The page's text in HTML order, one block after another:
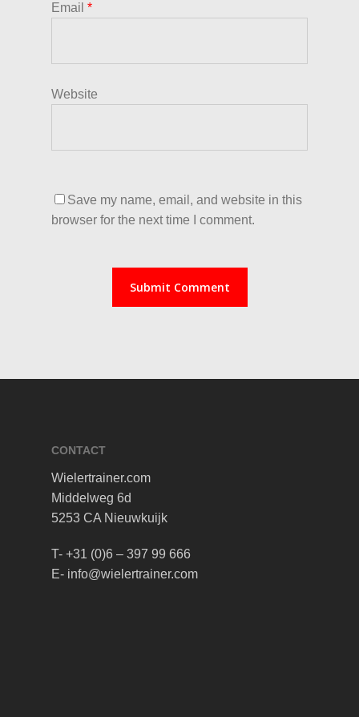
Email *
Website
Save my name, email, and website in this
browser for the next time I comment.
CONTACT
Wielertrainer.com
Middelweg 6d
5253 CA Nieuwkuijk
T- +31 (0)6 – 397 99 666
E- info@wielertrainer.com